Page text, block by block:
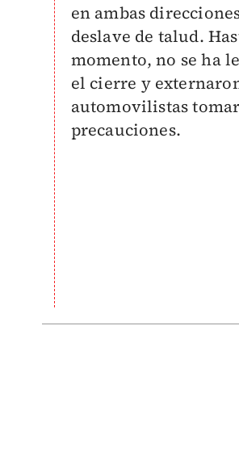
en ambas
deslave de talud.
momento, no se ha
el cierre y
automovilistas tomar
precauciones.